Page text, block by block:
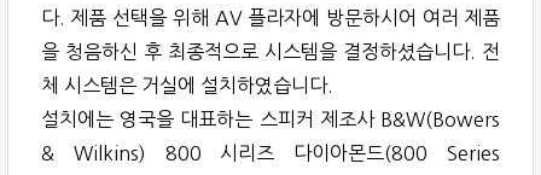
다. 제품 선택을 위해 AV 플라자에 방문하시어 여러 제품
을 청음하신 후 최종적으로 시스템을 결정하셨습니다. 전
체 시스템은 거실에 설치하였습니다.
설치에는 영국을 대표하는 스피커 제조사 B&W(Bowers
& Wilkins) 800 시리즈 다이아몬드(800 Series